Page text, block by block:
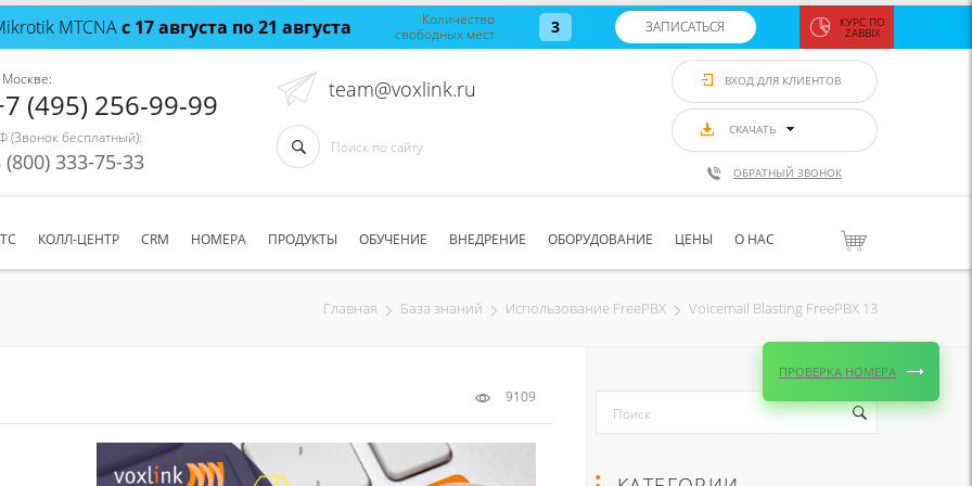
MTCNAс 17 августа по 21 августа
Количество
свободных мест
3 ЗАПИСАТЬСЯ КУРС ПО
ZABBIX
ВХОД ДЛЯ КЛИЕНТОВ
СКАЧАТЬ
ОБРАТНЫЙ ЗВОНОК
(495) 256-99-99
(Звонок бесплатный):
(800) 333-75-33
team@voxlink.ru
КОЛЛ-ЦЕНТР CRM НОМЕРА ПРОДУКТЫ ОБУЧЕНИЕ ВНЕДРЕНИЕ ОБОРУДОВАНИЕ ЦЕНЫ О НАС
Главная База знаний Использование FreePBX Voicemail Blasting FreePBX 13
9109
ПРОВЕРКА НОМЕРА